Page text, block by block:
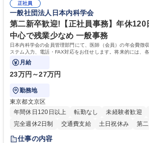
でも質問・相談できる環境が整っているため、安心
集職種 【森ビルG】人事・総務◆賞与5ヶ月◆年休
リモート可
務に挑戦できるため、自身の成長と組織への貢献度
きます。 残業少なめ、週1日リモート可など、ワー
ち長期活躍できる環境です。 「これまでの幅広い
キャリアを築きたい」という前向きな意欲と挑戦を
歴・資格 学歴：大学院 大学 高専 短大 専修学校 高
簿記検定1級 日商簿記検定2級 日商簿記検定3級
正社員
一般社団法人日本内科学会
第二新卒歓迎!【正社員事務】年休120
中心で残業少なめ 一般事務
日本内科学会の会員管理部門にて、医師（会員）の年会費徴
ステム入力、電話・FAX対応をお任せします。将来的には、
などにも幅広く携わっていただきます。
月給
23万円～27万円
勤務地
東京都文京区
年間休日120日以上
転勤なし 未経験者歓迎
完全週休2日制
交通費支給 土日祝休み 第
仕事の内容